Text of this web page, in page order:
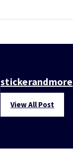
stickerandmore
View All Post